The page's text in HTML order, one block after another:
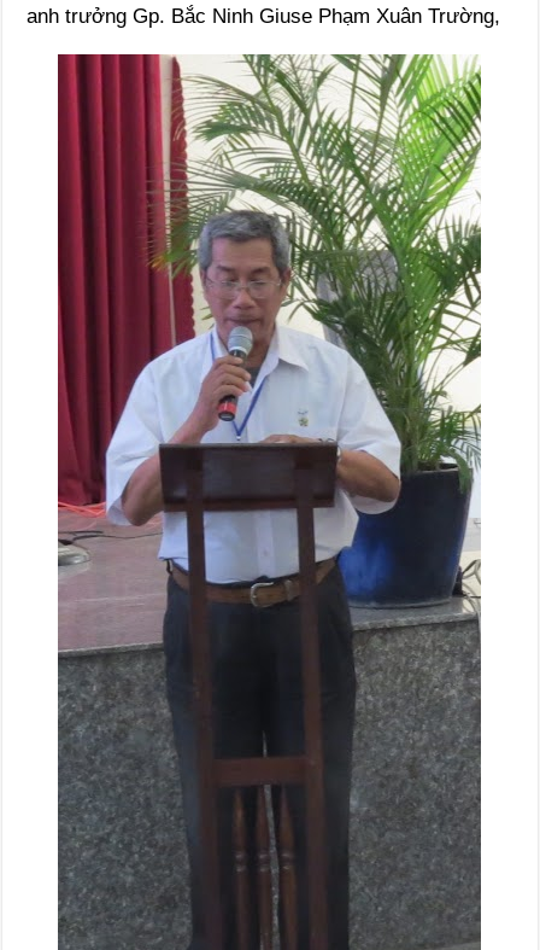
anh trưởng Gp. Bắc Ninh Giuse Phạm Xuân Trường,